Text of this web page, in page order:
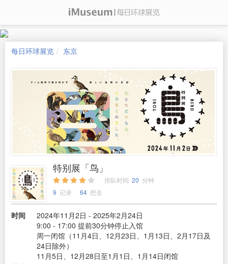
每日环球展览 东京
特别展「鸟」
排队时间 20 分钟
9 记录 64 想去
时间
2024年11月2日 - 2025年2月24日
9:00 - 17:00 提前30分钟停止入馆
周一闭馆（11月4日、12月23日、1月13日、2月17日及
24日除外）
11月5日、12月28日至1月1日、1月14日闭馆